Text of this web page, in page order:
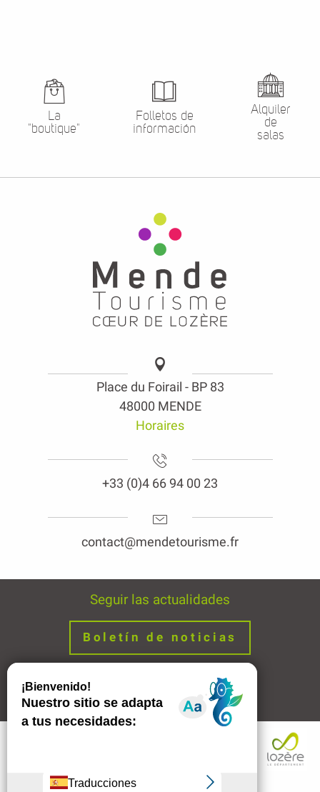
Descripción
La
"boutique"
Folletos de
información
Alquiler
de
salas
Place du Foirail - BP 83
48000 MENDE
Horaires
+33 (0)4 66 94 00 23
contact@mendetourisme.fr
Seguir las actualidades
Boletín de noticias
Avisos legales Enlaces